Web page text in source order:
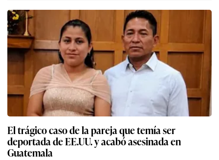
El trágico caso de la pareja que temía ser
deportada de EE.UU. y acabó asesinada en
Guatemala